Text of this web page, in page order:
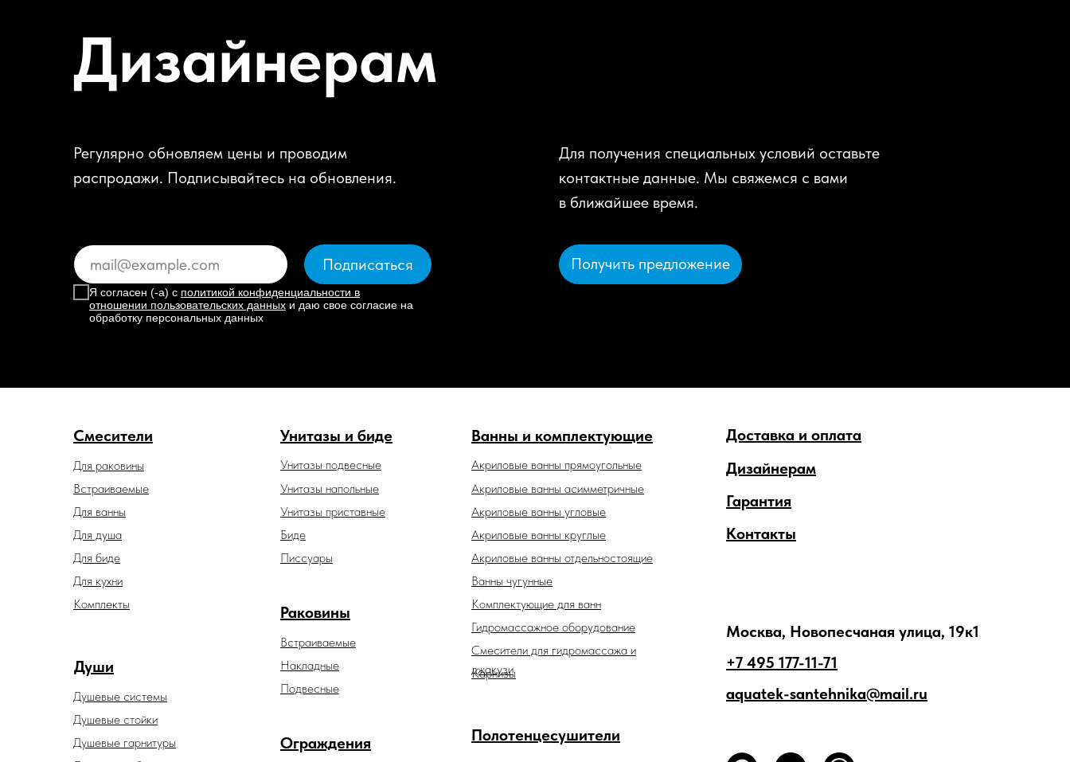
Дизайнерам
Регулярно обновляем цены и проводим
распродажи. Подписывайтесь на обновления.
Я согласен (-а) с политикой конфиденциальности в
отношении пользовательских данных и даю свое согласие на
обработку персональных данных
Подписаться
Для получения специальных условий оставьте
контактные данные. Мы свяжемся с вами
в ближайшее время.
Получить предложение
Смесители
Души
Душевые гарнитуры
Душевые системы
Унитазы и биде
Унитазы подвесные
Унитазы напольные
Унитазы приставные
Раковины
Встраиваемые
Накладные
Подвесные
Встраиваемые
Для биде
Для ванны
Для душа
Для раковины
Для кухни
Ванны и комплектующие
Акриловые ванны прямоугольные
Ограждения
Дизайнерам
Доставка и оплата
Гарантия
Контакты
Душевые стойки
Биде
Акриловые ванны отдельностоящие
Акриловые ванны асимметричные
Акриловые ванны угловые
Акриловые ванны круглые
Ванны чугунные
Комплектующие для ванн
Гидромассажное оборудование
Смесители для гидромассажа и
джакузи
Карнизы
Полотенцесушители
Комплекты
Писсуары
Москва, Новопесчаная улица, 19к1
+7 495 177-11-71
aquatek-santehnika@mail.ru